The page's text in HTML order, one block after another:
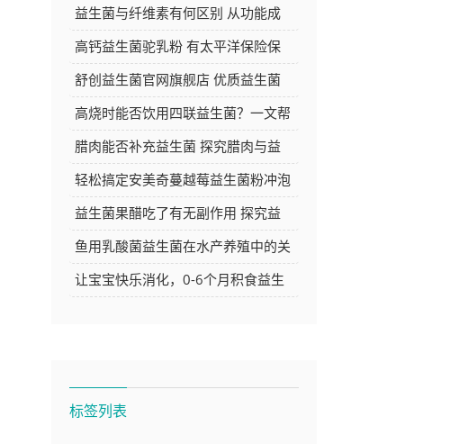
告别肠胃困扰焕发新活力
益生菌与纤维素有何区别 从功能成
分等方面深度解析
高钙益生菌驼乳粉 有太平洋保险保
障 品质与安心的双重选择
舒创益生菌官网旗舰店 优质益生菌
产品的选购好去处
高烧时能否饮用四联益生菌？一文帮
你解答
腊肉能否补充益生菌 探究腊肉与益
生菌的关系
轻松搞定安美奇蔓越莓益生菌粉冲泡
方法，让你的每日养生更简单
益生菌果醋吃了有无副作用 探究益
生菌果醋的安全性
鱼用乳酸菌益生菌在水产养殖中的关
键作用与应用探讨
让宝宝快乐消化，0-6个月积食益生
标签列表